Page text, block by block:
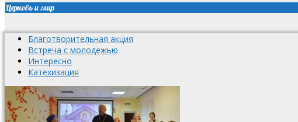
Церковь и мир
Благотворительная акция
Встреча с молодежью
Интересно
Катехизация